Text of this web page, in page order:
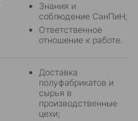
Знания и
соблюдение СанПиН;
Ответственное
отношение к работе.
Доставка
полуфабрикатов и
сырья в
производственные
цехи;